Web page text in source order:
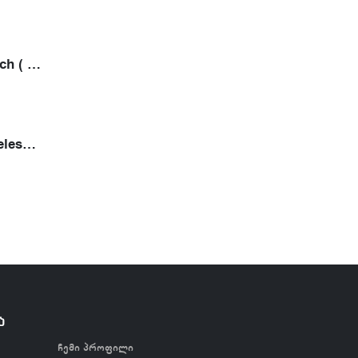
Ambition Epoch ( 2 ელემენტით)
Ambition Wireless Tattoo Printer- თერმული პრინტერი
ჩემი პროფილი